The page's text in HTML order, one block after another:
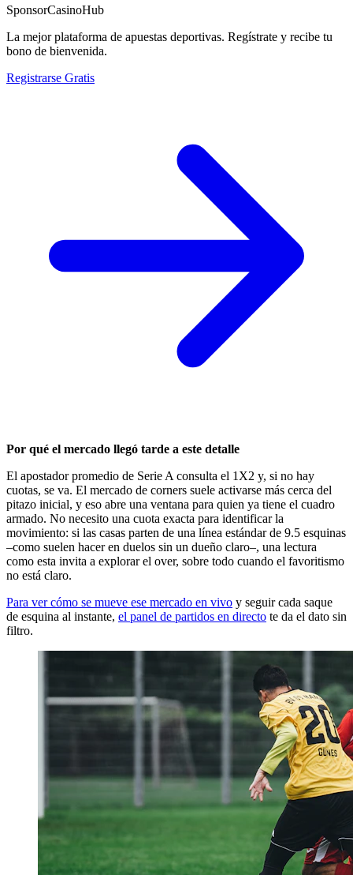
SponsorCasinoHub
La mejor plataforma de apuestas deportivas. Regístrate y recibe tu
bono de bienvenida.
Registrarse Gratis
Por qué el mercado llegó tarde a este detalle
El apostador promedio de Serie A consulta el 1X2 y, si no hay
cuotas, se va. El mercado de corners suele activarse más cerca del
pitazo inicial, y eso abre una ventana para quien ya tiene el cuadro
armado. No necesito una cuota exacta para identificar la
movimiento: si las casas parten de una línea estándar de 9.5 esquinas
–como suelen hacer en duelos sin un dueño claro–, una lectura
como esta invita a explorar el over, sobre todo cuando el favoritismo
no está claro.
Para ver cómo se mueve ese mercado en vivo y seguir cada saque
de esquina al instante, el panel de partidos en directo te da el dato sin
filtro.